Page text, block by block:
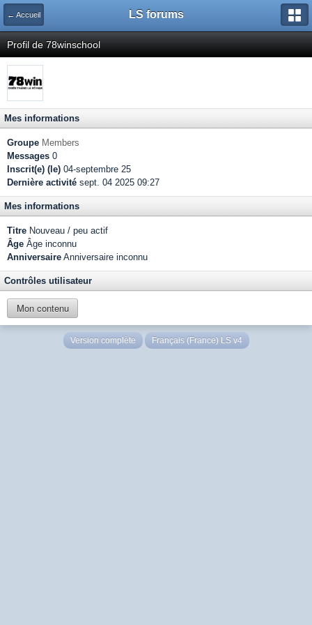
← Accueil LS forums
Profil de 78winschool
Mes informations
Groupe Members
Messages 0
Inscrit(e) (le) 04-septembre 25
Dernière activité sept. 04 2025 09:27
Mes informations
Titre Nouveau / peu actif
Âge Âge inconnu
Anniversaire Anniversaire inconnu
Contrôles utilisateur
Mon contenu
Version complète Français (France) LS v4